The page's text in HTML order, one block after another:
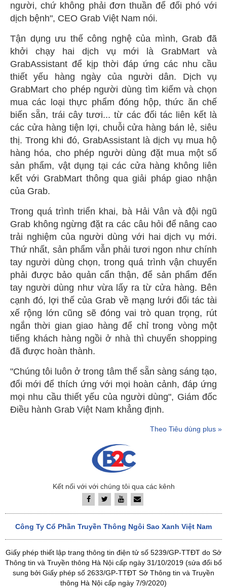
người, chứ không phải đơn thuần để đối phó với
dịch bệnh", CEO Grab Việt Nam nói.
Tận dụng ưu thế công nghệ của mình, Grab đã
khởi chạy hai dịch vụ mới là GrabMart và
GrabAssistant để kịp thời đáp ứng các nhu cầu
thiết yếu hàng ngày của người dân. Dịch vụ
GrabMart cho phép người dùng tìm kiếm và chọn
mua các loại thực phẩm đóng hộp, thức ăn chế
biến sẵn, trái cây tươi... từ các đối tác liên kết là
các cửa hàng tiện lợi, chuỗi cửa hàng bán lẻ, siêu
thị. Trong khi đó, GrabAssistant là dịch vụ mua hộ
hàng hóa, cho phép người dùng đặt mua một số
sản phẩm, vật dụng tại các cửa hàng không liên
kết với GrabMart thông qua giải pháp giao nhận
của Grab.
Trong quá trình triển khai, bà Hải Vân và đội ngũ
Grab không ngừng đặt ra các câu hỏi để nâng cao
trải nghiệm của người dùng với hai dịch vụ mới.
Thứ nhất, sản phẩm vẫn phải tươi ngon như chính
tay người dùng chọn, trong quá trình vận chuyển
phải được bảo quản cẩn thận, để sản phẩm đến
tay người dùng như vừa lấy ra từ cửa hàng. Bên
cạnh đó, lợi thế của Grab về mạng lưới đối tác tài
xế rộng lớn cũng sẽ đóng vai trò quan trọng, rút
ngắn thời gian giao hàng để chỉ trong vòng một
tiếng khách hàng ngồi ở nhà thì chuyến shopping
đã được hoàn thành.
"Chúng tôi luôn ở trong tâm thế sẵn sàng sáng tạo,
đổi mới để thích ứng với mọi hoàn cảnh, đáp ứng
mọi nhu cầu thiết yếu của người dùng", Giám đốc
Điều hành Grab Việt Nam khẳng định.
Theo Tiêu dùng plus »
Kết nối với với chúng tôi qua các kênh
Công Ty Cổ Phần Truyền Thông Ngôi Sao Xanh Việt Nam
Giấy phép thiết lập trang thông tin điện tử số 5239/GP-TTĐT do Sở
Thông tin và Truyền thông Hà Nội cấp ngày 31/10/2019 (sửa đổi bổ
sung bởi Giấy phép số 2633/GP-TTĐT Sở Thông tin và Truyền
thông Hà Nội cấp ngày 7/9/2020)